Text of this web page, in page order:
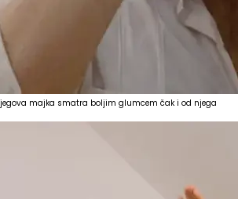
majka smatra boljim glumcem čak i od njega